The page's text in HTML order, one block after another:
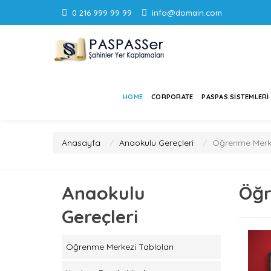
0 216 999 99 99 info@domain.com
HOME CORPORATE PASPAS SISTEMLERI
Anasayfa Anaokulu Gereçleri Öğrenme
Anaokulu
Gereçleri
Öğrenme Merkezi Tabloları